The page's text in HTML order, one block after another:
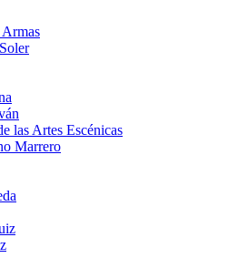
las Artes Escénicas
Marrero